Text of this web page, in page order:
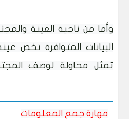
وأما من ناحية العينة
البيانات المتوافرة تخص
تمثل محاولة لوصف
مهارة جمع المعلومات